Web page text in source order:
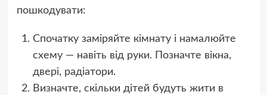
пошкодувати:
Спочатку заміряйте кімнату і намалюйте
схему — навіть від руки. Позначте вікна,
двері, радіатори.
Визначте, скільки дітей будуть жити в